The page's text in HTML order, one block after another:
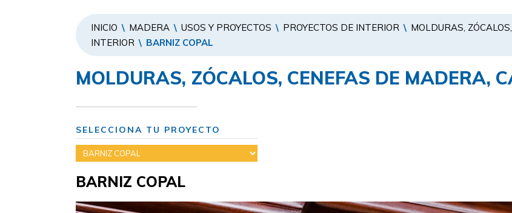
INICIO \ MADERA \ USOS Y PROYECTOS \ PROYECTOS DE INTERIOR \ MOLDURAS,
INTERIOR \ BARNIZ COPAL
MOLDURAS, ZÓCALOS, CENEFAS DE MADERA,
SELECCIONA TU PROYECTO
BARNIZ COPAL